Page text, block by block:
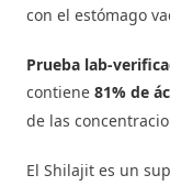
con el estómago
Prueba lab-
contiene 81% de
de las
El Shilajit es un